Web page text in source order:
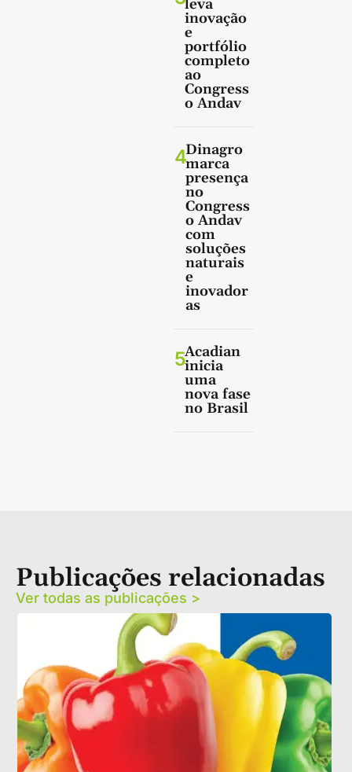
leva
inovação
e
portfólio
completo
ao
Congress
o Andav
4Dinagro
marca
presença
no
Congress
o Andav
com
soluções
naturais
e
inovador
as
5Acadian
inicia
uma
nova fase
no Brasil
Publicações relacionadas
Ver todas as publicações >